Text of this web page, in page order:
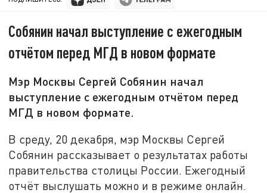
Собянин начал выступление с ежегодным
отчётом перед МГД в новом формате
Мэр Москвы Сергей Собянин начал
выступление с ежегодным отчётом перед
МГД в новом формате.
В среду, 20 декабря, мэр Москвы Сергей
Собянин рассказывает о результатах работы
правительства столицы России. Ежегодный
отчёт выслушать можно и в режиме онлайн.